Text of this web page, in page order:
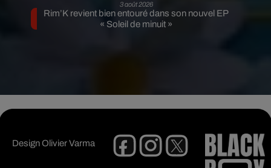
3 août 2026
Rim’K revient bien entouré dans son nouvel EP
« Soleil de minuit »
DesignOlivier Varma